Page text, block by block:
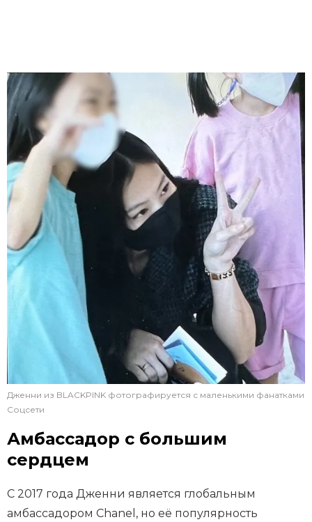
Дженни из BLACKPINK фотографируется с маленькими фанатками
Соцсети
Амбассадор с большим
сердцем
С 2017 года Дженни является глобальным
амбассадором Chanel, но её популярность